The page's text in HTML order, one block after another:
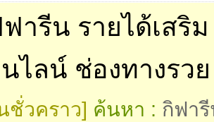
ารีน รายได้เสริม
ไลน์ ช่องทางรวย
ชั่วคราว] ค้นหา : กิฟา